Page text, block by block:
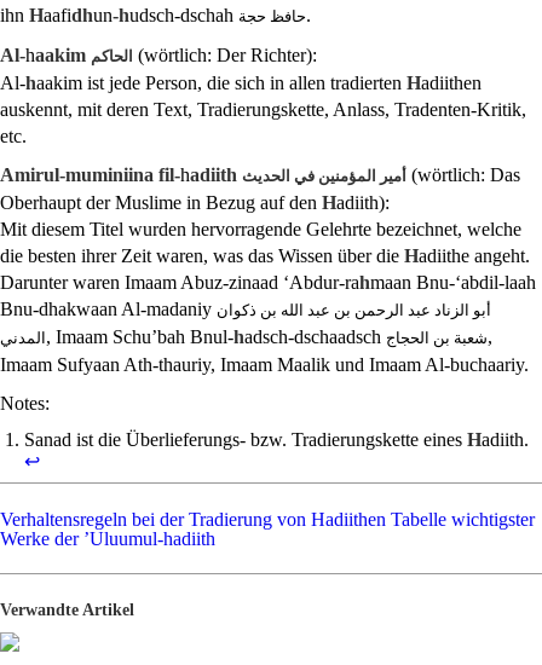
ihn Haafidhun-hudsch-dschah حافظ حجة.
Al-haakim الحاكم (wörtlich: Der Richter):
Al-haakim ist jede Person, die sich in allen tradierten Hadiithen
auskennt, mit deren Text, Tradierungskette, Anlass, Tradenten-Kritik,
etc.
Amirul-muminiina fil-hadiith أمير المؤمنين في الحديث (wörtlich: Das
Oberhaupt der Muslime in Bezug auf den Hadiith):
Mit diesem Titel wurden hervorragende Gelehrte bezeichnet, welche
die besten ihrer Zeit waren, was das Wissen über die Hadiithe angeht.
Darunter waren Imaam Abuz-zinaad ‘Abdur-rahmaan Bnu-‘abdil-laah
Bnu-dhakwaan Al-madaniy أبو الزناد عبد الرحمن بن عبد الله بن ذكوان
المدني , Imaam Schu’bah Bnul-hadsch-dschaadsch شعبة بن الحجاج,
Imaam Sufyaan Ath-thauriy, Imaam Maalik und Imaam Al-buchaariy.
Notes:
Sanad ist die Überlieferungs- bzw. Tradierungskette eines Hadiith.
↩
Verhaltensregeln bei der Tradierung von Hadiithen Tabelle wichtigster
Werke der ‎’Uluumul-hadiith ‎
Verwandte Artikel